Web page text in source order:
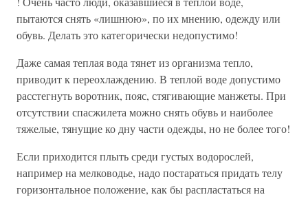
пытаются снять «лишнюю», по их мнению, одежду или
обувь. Делать это категорически недопустимо!
Даже самая теплая вода тянет из организма тепло,
приводит к переохлаждению. В теплой воде допустимо
расстегнуть воротник, пояс, стягивающие манжеты. При
отсутствии спасжилета можно снять обувь и наиболее
тяжелые, тянущие ко дну части одежды, но не более того!
Если приходится плыть среди густых водорослей,
например на мелководье, надо постараться придать телу
горизонтальное положение, как бы распластаться на